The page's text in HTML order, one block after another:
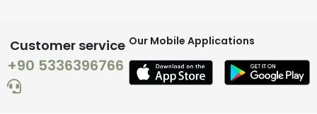
Customer service
+90 5336396766
Our Mobile Applications